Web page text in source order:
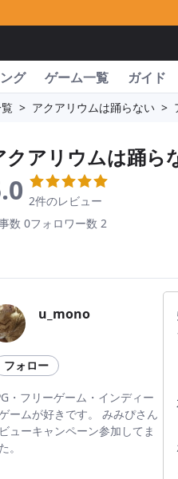
グ ゲーム一覧 ガイド
> アクアリウムは踊らない >
クアリウムは踊ら
2件のレビュー
数 0フォロワー数 2
u_mono
フォロー
・フリーゲーム・インディー
ームが好きです。 みみぴさん
ューキャンペーン参加してま
。